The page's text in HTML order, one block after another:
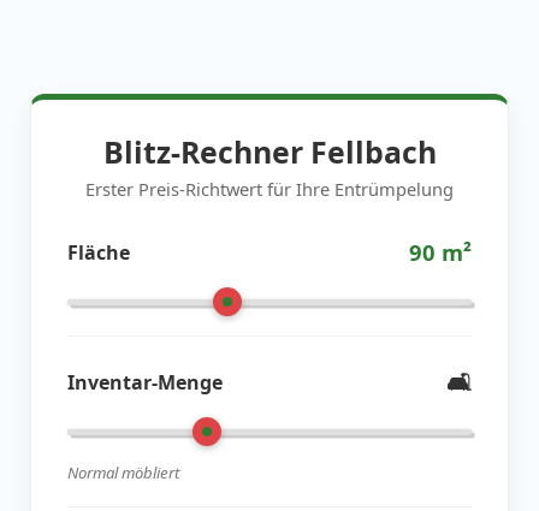
Blitz-Rechner Fellbach
Erster Preis-Richtwert für Ihre Entrümpelung
Fläche 90 m²
Inventar-Menge 🛋️
Normal möbliert